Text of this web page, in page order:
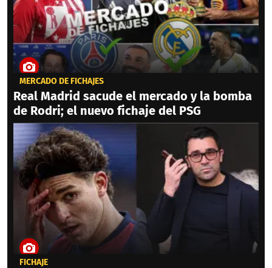
MERCADO DE FICHAJES
Real Madrid sacude el mercado y la bomba
de Rodri; el nuevo fichaje del PSG
FICHAJE